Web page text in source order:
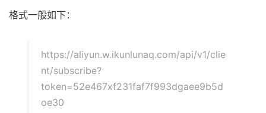
格式一般如下：
https://aliyun.w.ikunlunaq.com/api/v1/clie
nt/subscribe?
token=52e467xf231faf7f993dgaee9b5d
oe30